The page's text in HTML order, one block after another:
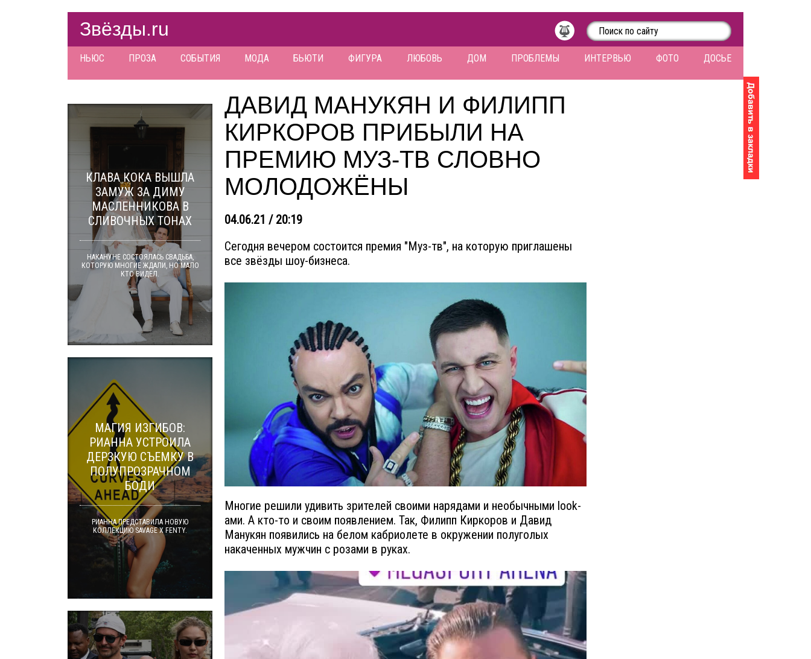
Звёзды.ru
НЬЮС ПРОЗА СОБЫТИЯ МОДА БЬЮТИ ФИГУРА ЛЮБОВЬ ДОМ ПРОБЛЕМЫ ИНТЕРВЬЮ ФОТО ДОСЬЕ
ДАВИД МАНУКЯН И ФИЛИПП
КИРКОРОВ ПРИБЫЛИ НА
ПРЕМИЮ МУЗ-ТВ СЛОВНО
МОЛОДОЖЁНЫ
04.06.21 / 20:19
Сегодня вечером состоится премия "Муз-тв", на которую приглашены
все звёзды шоу-бизнеса.
Многие решили удивить зрителей своими нарядами и необычными look-
ами. А кто-то и своим появлением. Так, Филипп Киркоров и Давид
Манукян появились на белом кабриолете в окружении полуголых
накаченных мужчин с розами в руках.
КЛАВА КОКА ВЫШЛА
ЗАМУЖ ЗА ДИМУ
МАСЛЕННИКОВА В
СЛИВОЧНЫХ ТОНАХ
НАКАНУНЕ СОСТОЯЛАСЬ СВАДЬБА,
КОТОРУЮ МНОГИЕ ЖДАЛИ, НО МАЛО
КТО ВИДЕЛ.
МАГИЯ ИЗГИБОВ:
РИАННА УСТРОИЛА
ДЕРЗКУЮ СЪЕМКУ В
ПОЛУПРОЗРАЧНОМ
БОДИ
РИАННА ПРЕДСТАВИЛА НОВУЮ
КОЛЛЕКЦИЮ SAVAGE X FENTY.